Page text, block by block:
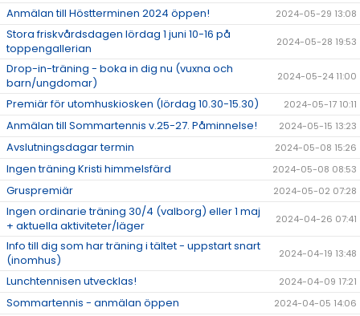
Anmälan till Höstterminen 2024 öppen! 2024-05-29 13:08
Stora friskvårdsdagen lördag 1 juni 10-16 på
toppengallerian
2024-05-28 19:53
Drop-in-träning - boka in dig nu (vuxna och
barn/ungdomar)
2024-05-24 11:00
Premiär för utomhuskiosken (lördag 10.30-15.30) 2024-05-17 10:11
Anmälan till Sommartennis v.25-27. Påminnelse! 2024-05-15 13:23
Avslutningsdagar termin 2024-05-08 15:26
Ingen träning Kristi himmelsfärd 2024-05-08 08:53
Gruspremiär 2024-05-02 07:28
Ingen ordinarie träning 30/4 (valborg) eller 1 maj
+ aktuella aktiviteter/läger
2024-04-26 07:41
Info till dig som har träning i tältet - uppstart snart
(inomhus)
2024-04-19 13:48
Lunchtennisen utvecklas! 2024-04-09 17:21
Sommartennis - anmälan öppen 2024-04-05 14:06